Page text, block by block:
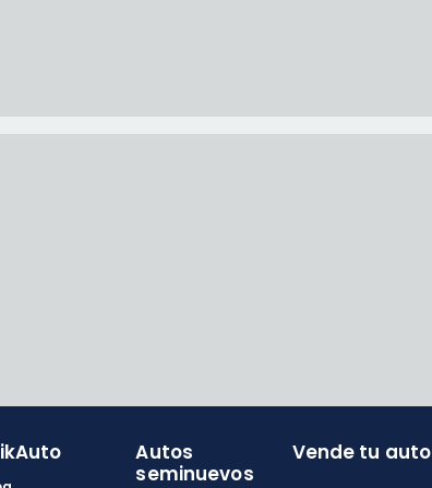
Autos
seminuevos
Vende tu auto